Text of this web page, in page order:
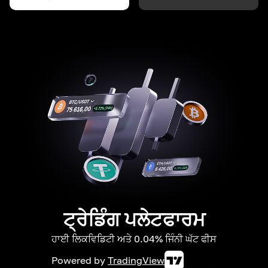
ਟ੍ਰੇਡਿੰਗ ਪਲੇਟਫਾਰਮ
ਹਾਈ ਲਿਕਵਿਡਿਟੀ ਅਤੇ 0.04% ਜਿੰਨੀ ਘੱਟ ਫੀਸ
Powered by TradingView